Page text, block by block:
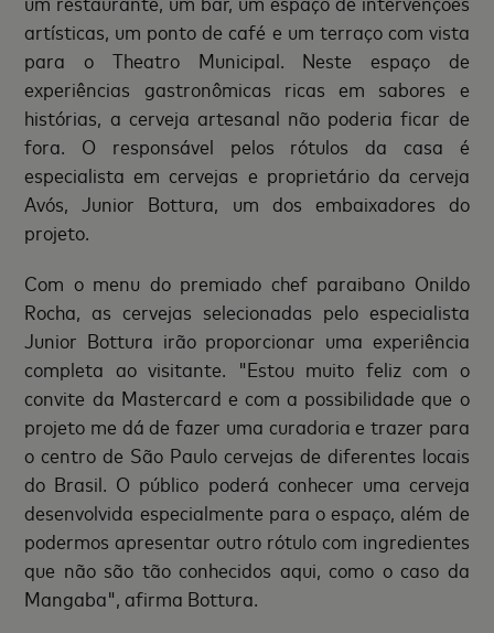
artísticas, um ponto de café e um terraço com vista
para o Theatro Municipal. Neste espaço de
experiências gastronômicas ricas em sabores e
histórias, a cerveja artesanal não poderia ficar de
fora. O responsável pelos rótulos da casa é
especialista em cervejas e proprietário da cerveja
Avós, Junior Bottura, um dos embaixadores do
projeto.
Com o menu do premiado chef paraibano Onildo
Rocha, as cervejas selecionadas pelo especialista
Junior Bottura irão proporcionar uma experiência
completa ao visitante. "Estou muito feliz com o
convite da Mastercard e com a possibilidade que o
projeto me dá de fazer uma curadoria e trazer para
o centro de São Paulo cervejas de diferentes locais
do Brasil. O público poderá conhecer uma cerveja
desenvolvida especialmente para o espaço, além de
podermos apresentar outro rótulo com ingredientes
que não são tão conhecidos aqui, como o caso da
Mangaba", afirma Bottura.